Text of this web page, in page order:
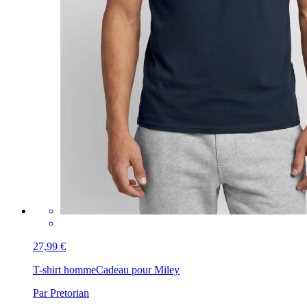
27,99 €
T-shirt hommeCadeau pour Miley
Par Pretorian